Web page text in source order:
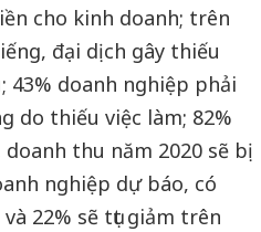
cho kinh doanh; trên
đại dịch gây thiếu
43% doanh nghiệp phải
do thiếu việc làm; 82%
thu năm 2020 sẽ bị
nghiệp dự báo, có
22% sẽ tụt giảm trên